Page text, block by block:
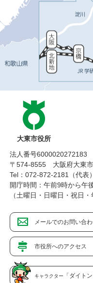
大東市役所
法人番号6000020272183
〒574-8555 大阪府大東
Tel：072-872-2181（代表）
開庁時間：午前9時から午
（土曜日・日曜日・祝日・
メールでのお問い合
市役所へのアクセス
キャラクター 「ダイトン